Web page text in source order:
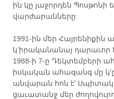
ին կը յաջորդեն Պոսթոնի
վարժարանները:
1991-ին մեր
կ’իրականանայ դարաւոր
1988-ի 7-ը Դեկտեմբերի
իսկական ահազանգ մը
անվարան հոն է՝ Սպիտակ,
ցաւատանջ մեր